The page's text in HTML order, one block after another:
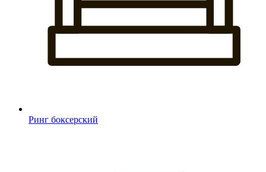
Ринг боксерский